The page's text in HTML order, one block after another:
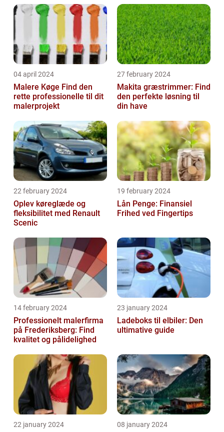
04 april 2024
Malere Køge Find den
rette professionelle til dit
malerprojekt
27 february 2024
Makita græstrimmer: Find
den perfekte løsning til
din have
22 february 2024
Oplev køreglæde og
fleksibilitet med Renault
Scenic
19 february 2024
Lån Penge: Finansiel
Frihed ved Fingertips
14 february 2024
Professionelt malerfirma
på Frederiksberg: Find
kvalitet og pålidelighed
23 january 2024
Ladeboks til elbiler: Den
ultimative guide
22 january 2024 08 january 2024